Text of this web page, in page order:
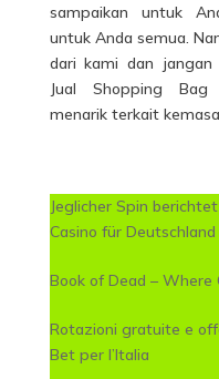
sampaikan untuk
untuk Anda semua.
dari kami dan jangan
Jual Shopping
menarik terkait
Jeglicher Spin
Casino für Deutschland
Book of Dead –
Rotazioni gratuite e
Bet per l’Italia